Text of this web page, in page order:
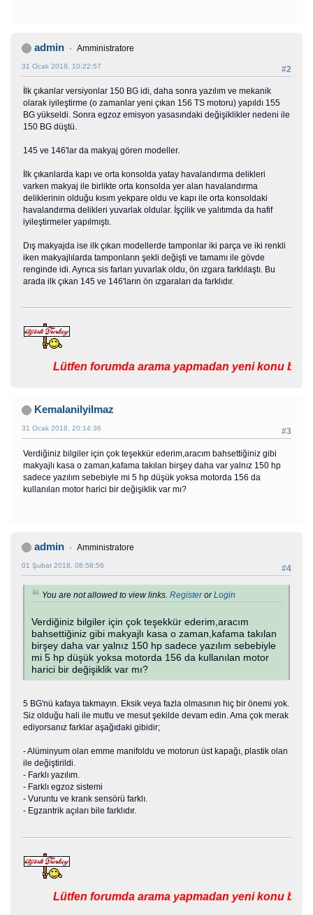
admin Amministratore
#2
31 Ocak 2018, 10:22:57
İlk çıkanlar versiyonlar 150 BG idi, daha sonra yazılım ve mekanik
olarak iyileştirme (o zamanlar yeni çıkan 156 TS motoru) yapıldı 155
BG yükseldi. Sonra egzoz emisyon yasasındaki değişiklikler nedeni ile
150 BG düştü.
145 ve 146'lar da makyaj gören modeller.
İlk çıkanlarda kapı ve orta konsolda yatay havalandırma delikleri
varken makyaj ile birlikte orta konsolda yer alan havalandırma
deliklerinin olduğu kısım yekpare oldu ve kapı ile orta konsoldaki
havalandırma delikleri yuvarlak oldular. İşçilik ve yalıtımda da hafif
iyileştirmeler yapılmıştı.
Dış makyajda ise ilk çıkan modellerde tamponlar iki parça ve iki renkli
iken makyajlılarda tamponların şekli değişti ve tamamı ile gövde
renginde idi. Ayrıca sis farları yuvarlak oldu, ön ızgara farklılaştı. Bu
arada ilk çıkan 145 ve 146'ların ön ızgaraları da farklıdır.
Lütfen forumda arama yapmadan yeni konu
Kemalanilyilmaz
#3
31 Ocak 2018, 20:14:36
Verdiğiniz bilgiler için çok teşekkür ederim,aracım bahsettiğiniz gibi
makyajlı kasa o zaman,kafama takılan birşey daha var yalnız 150 hp
sadece yazılım sebebiyle mi 5 hp düşük yoksa motorda 156 da
kullanılan motor harici bir değişiklik var mı?
admin Amministratore
#4
01 Şubat 2018, 08:58:56
You are not allowed to view links. RegisterorLogin
Verdiğiniz bilgiler için çok teşekkür ederim,aracım
bahsettiğiniz gibi makyajlı kasa o zaman,kafama takılan
birşey daha var yalnız 150 hp sadece yazılım sebebiyle
mi 5 hp düşük yoksa motorda 156 da kullanılan motor
harici bir değişiklik var mı?
5 BG'nü kafaya takmayın. Eksik veya fazla olmasının hiç bir önemi yok.
Siz olduğu hali ile mutlu ve mesut şekilde devam edin. Ama çok merak
ediyorsanız farklar aşağıdaki gibidir;
- Alüminyum olan emme manifoldu ve motorun üst kapağı, plastik olan
ile değiştirildi.
- Farklı yazılım.
- Farklı egzoz sistemi
- Vuruntu ve krank sensörü farklı.
- Egzantrik açıları bile farklıdır.
Lütfen forumda arama yapmadan yeni konu